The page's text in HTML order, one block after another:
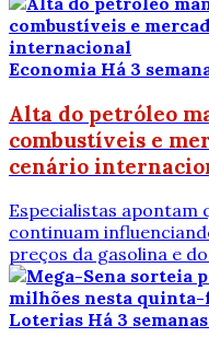
Economia Há 3
Alta do petróleo
combustíveis e
cenário
Especialistas apontam
continuam
preços da gasolina e
Loterias Há 3 semanas